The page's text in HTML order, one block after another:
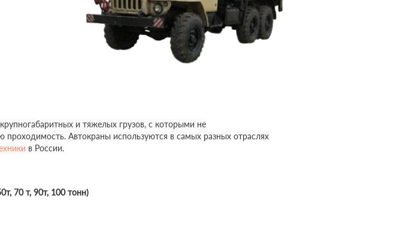
и тяжелых грузов, с которыми не
Автокраны используются в самых разных отраслях
в России.
70 т, 90т, 100 тонн)